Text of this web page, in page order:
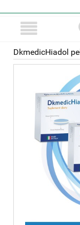
DkmedicHiadol